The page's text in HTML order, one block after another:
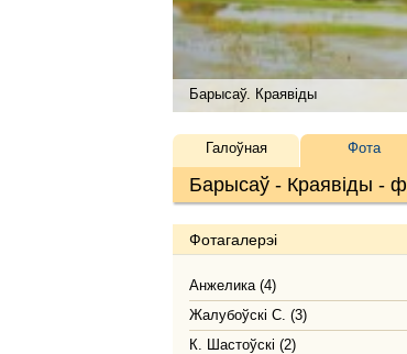
Барысаў. Краявіды
Барысаў - Краявіды -
Галоўная Фота
Фотагалерэі
Анжелика (4)
Жалубоўскі С. (3)
К. Шастоўскі (2)